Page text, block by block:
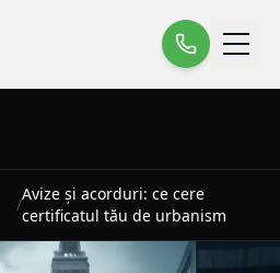
/
Avize și acorduri: ce cere
certificatul tău de urbanism